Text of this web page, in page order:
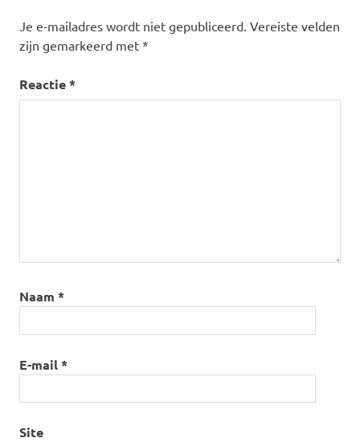
Je e-mailadres wordt niet gepubliceerd. Vereiste velden
zijn gemarkeerd met *
Reactie*
Naam *
E-mail*
Site